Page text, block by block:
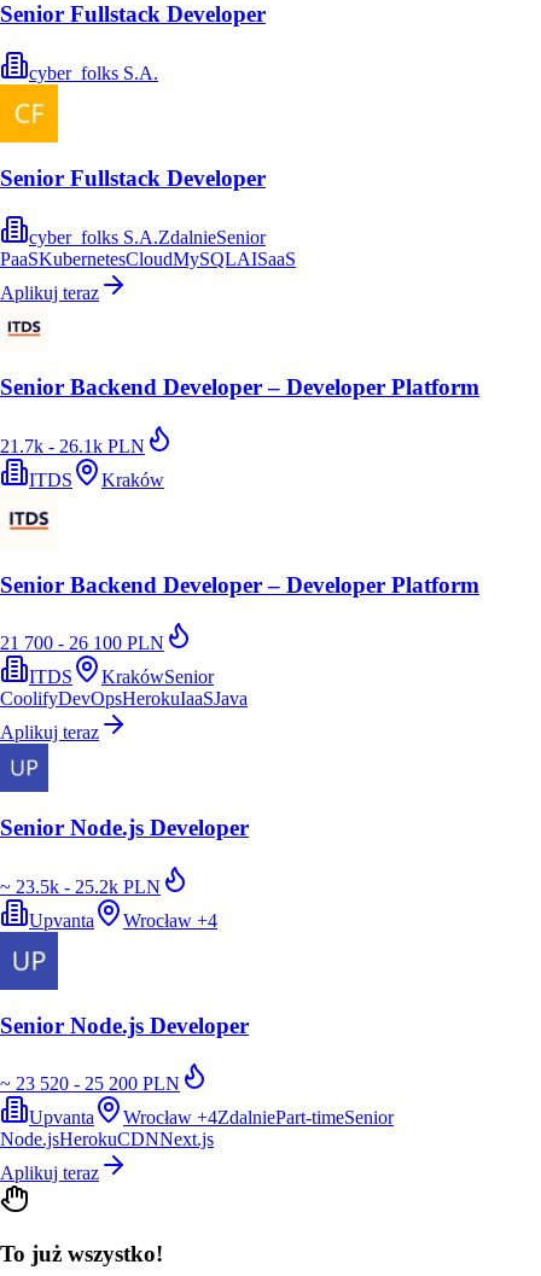
Senior Fullstack Developer
cyber_folks S.A.
Senior Fullstack Developer
cyber_folks S.A.ZdalnieSenior
PaaSKubernetesCloudMySQLAISaaS
Aplikuj teraz
Senior Backend Developer – Developer Platform
21.7k - 26.1k PLN
ITDS
Kraków
Senior Backend Developer – Developer Platform
21 700 - 26 100 PLN
ITDS
KrakówSenior
CoolifyDevOpsHerokuIaaSJava
Aplikuj teraz
Senior Node.js Developer
~ 23.5k - 25.2k PLN
Upvanta
Wrocław +4
Senior Node.js Developer
~ 23 520 - 25 200 PLN
Upvanta
Wrocław +4ZdalniePart-timeSenior
Node.jsHerokuCDNNext.js
Aplikuj teraz
To już wszystko!